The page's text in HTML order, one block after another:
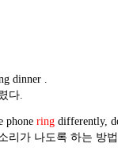
dinner .
다.
phone ring differently,
리가 나도록 하는 방